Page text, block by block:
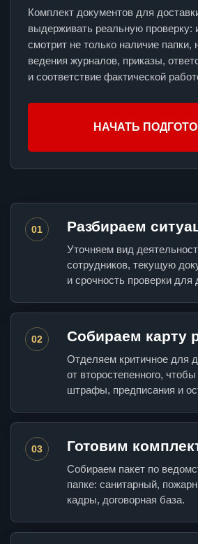
Комплект документов для
выдерживать реальную проверку:
смотрит не только наличие папки,
ведения журналов, приказы,
и соответствие фактической
НАЧАТЬ
01 Разбираем
Уточняем вид
сотрудников, текущую
и срочность проверки для
02 Собираем карту
Отделяем критичное для
от второстепенного,
штрафы, предписания и
03 Готовим
Собираем пакет по
папке: санитарный,
кадры, договорная база.